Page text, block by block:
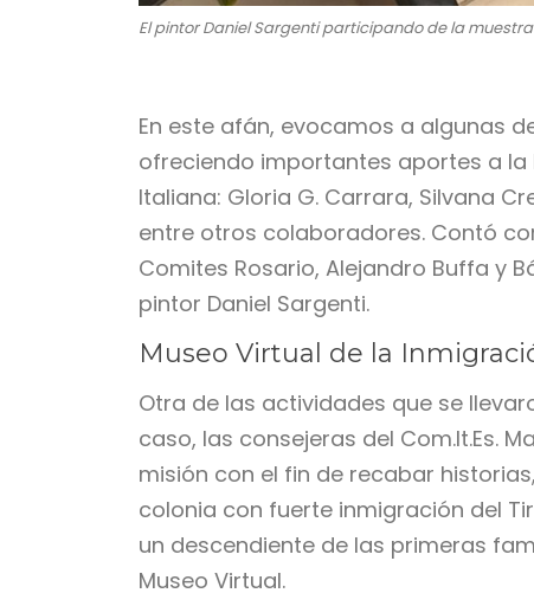
El pintor Daniel Sargenti participando de la muestra
En este afán, evocamos a algunas
ofreciendo importantes aportes a la
Italiana: Gloria G. Carrara, Silvana
entre otros colaboradores. Contó
Comites Rosario, Alejandro Buffa y
pintor Daniel Sargenti.
Museo Virtual de la
Otra de las actividades que se
caso, las consejeras del Com.It.Es.
misión con el fin de recabar
colonia con fuerte inmigración del
un descendiente de las primeras
Museo Virtual.